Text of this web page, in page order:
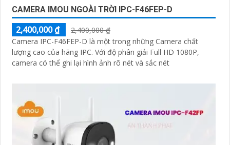
CAMERA IMOU NGOÀI TRỜI IPC-F46FEP-D
2,400,000 ₫
2,400,000 ₫
Camera IPC-F46FEP-D là một trong những Camera chất
lượng cao của hãng IPC. Với độ phân giải Full HD 1080P,
camera có thể ghi lại hình ảnh rõ nét và sắc nét